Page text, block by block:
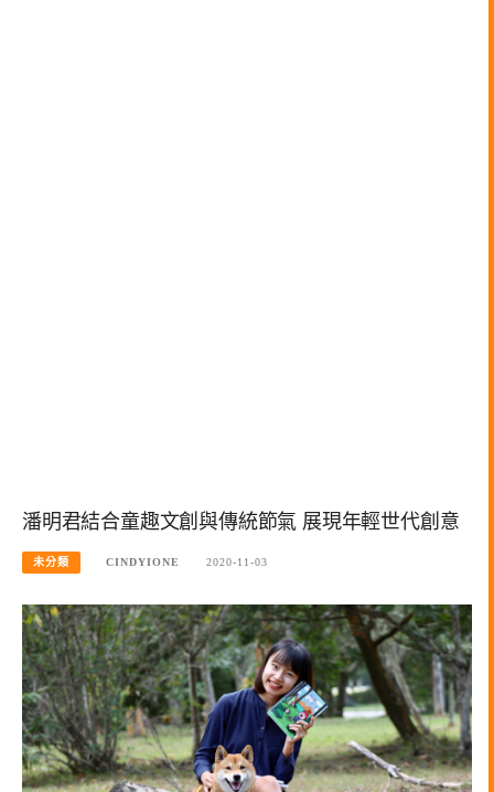
潘明君結合童趣文創與傳統節氣 展現年輕世代創意
未分類 CINDYIONE 2020-11-03